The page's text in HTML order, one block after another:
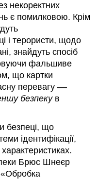
некоректних
є помилковою. Крім
і терористи, щодо
знайдуть спосіб
фальшиве
що картки
перевагу ––
безпеку в
безпеці, що
ідентифікації,
Брюс Шнеєр
«Обробка